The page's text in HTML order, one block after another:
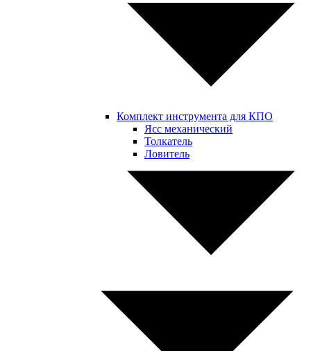
Комплект инструмента для КПО
Ясс механический
Толкатель
Ловитель